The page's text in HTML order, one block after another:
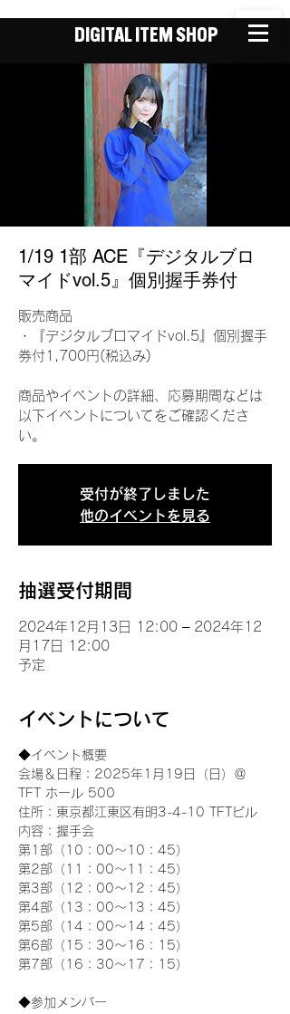
DIGITAL ITEM SHOP
1/19 1部 ACE『デジタルブロ
マイドvol.5』個別握手券付
販売商品
・『デジタルブロマイドvol.5』個別握手
券付1,700円(税込み)
商品やイベントの詳細、応募期間などは
以下イベントについてをご確認くださ
い。
受付が終了しました
他のイベントを見る
抽選受付期間
2024年12月13日 12:00 – 2024年12
月17日 12:00
予定
イベントについて
◆イベント概要
会場＆日程：2025年1月19日（日）＠
TFT ホール 500
住所：東京都江東区有明3-4-10 TFTビル
内容：握手会
第1部（10：00～10：45）
第2部（11：00～11：45）
第3部（12：00～12：45）
第4部（13：00～13：45）
第5部（14：00～14：45）
第6部（15：30～16：15）
第7部（16：30～17：15）
◆参加メンバー